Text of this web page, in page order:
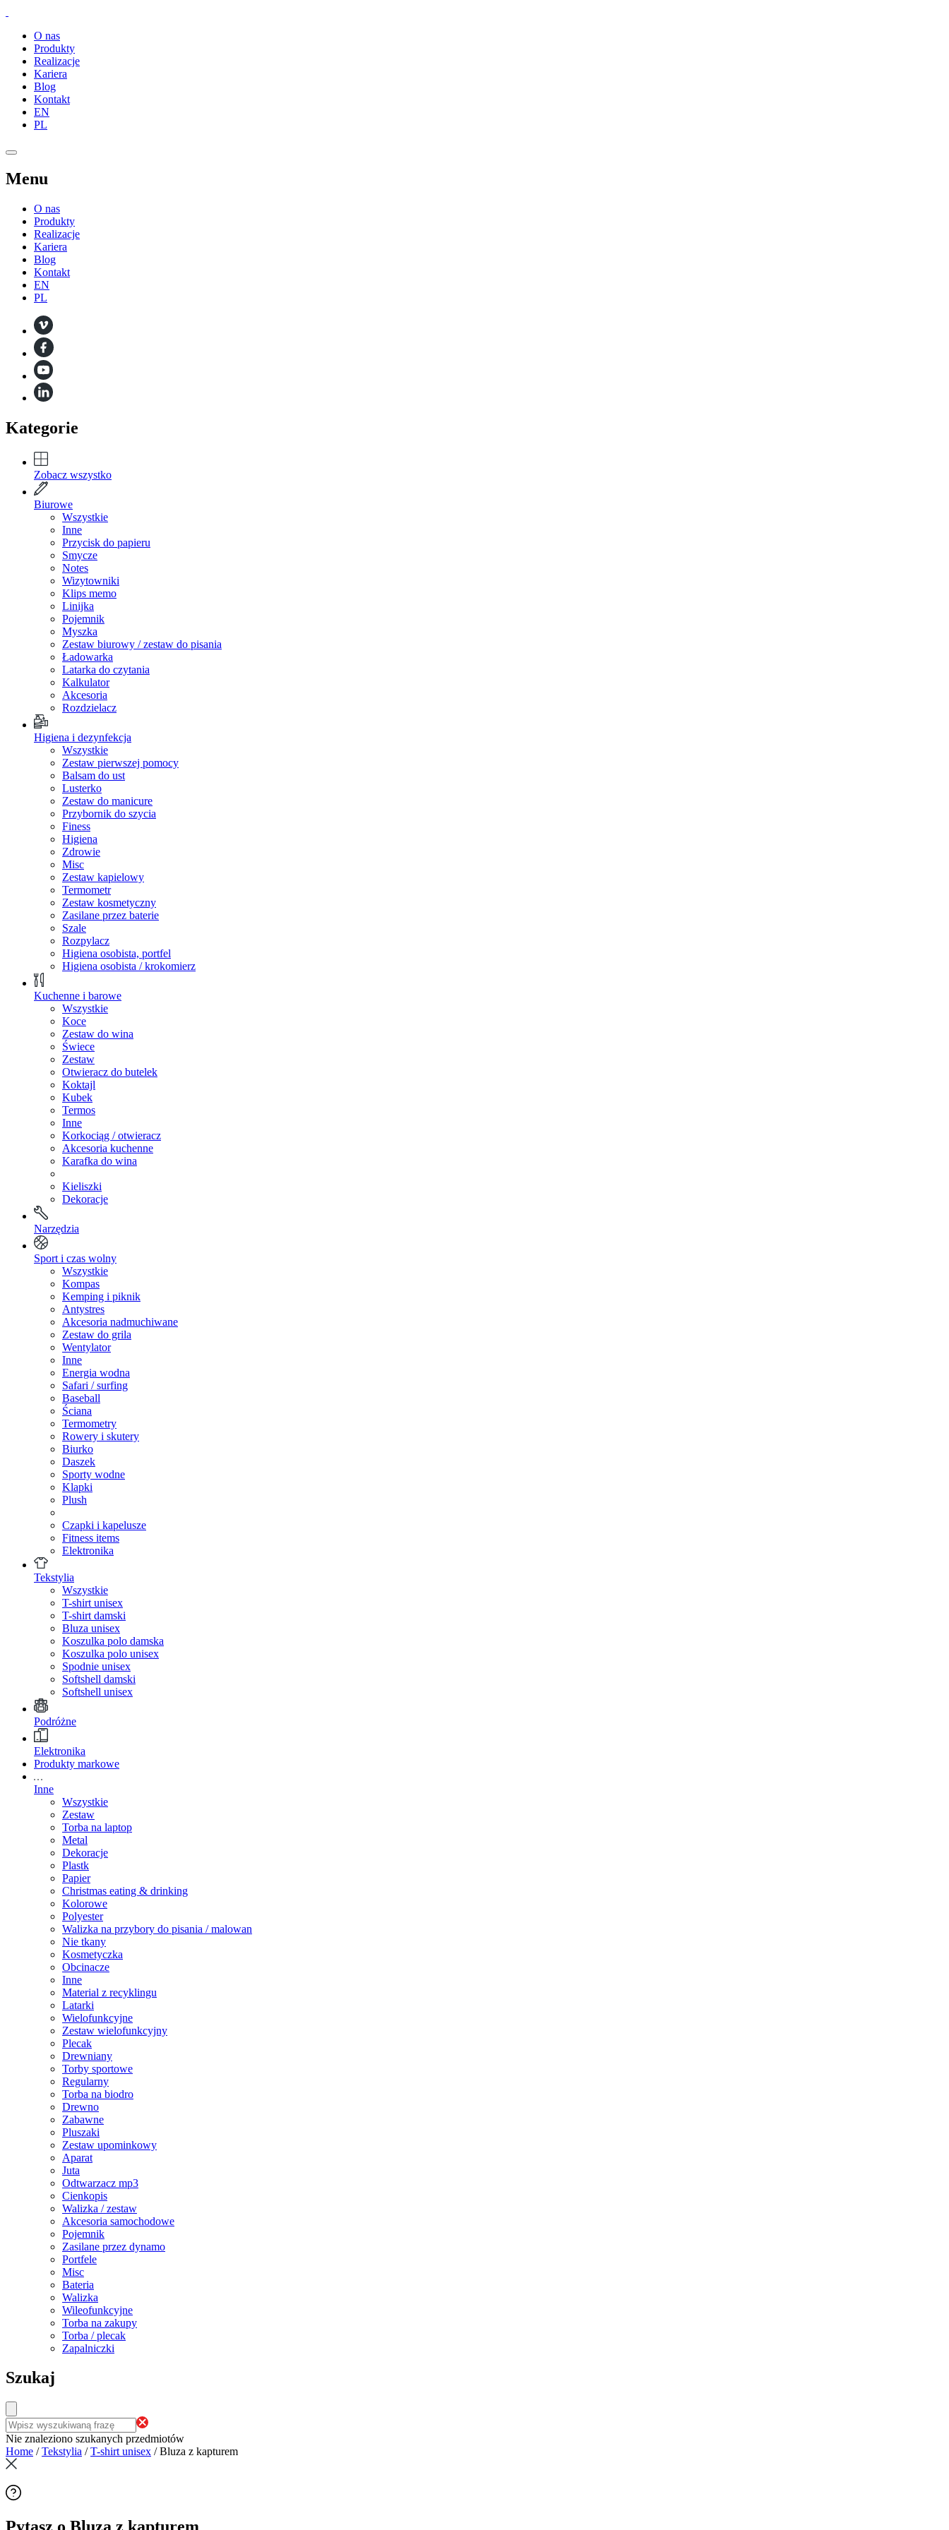
O nas
Produkty
Realizacje
Kariera
Blog
Kontakt
EN
PL
Menu
O nas
Produkty
Realizacje
Kariera
Blog
Kontakt
EN
PL
Kategorie
Zobacz wszystko
Biurowe
Wszystkie
Inne
Przycisk do papieru
Smycze
Notes
Wizytowniki
Klips memo
Linijka
Pojemnik
Myszka
Zestaw biurowy / zestaw do pisania
Ładowarka
Latarka do czytania
Kalkulator
Akcesoria
Rozdzielacz
Higiena i dezynfekcja
Wszystkie
Zestaw pierwszej pomocy
Balsam do ust
Lusterko
Zestaw do manicure
Przybornik do szycia
Finess
Higiena
Zdrowie
Misc
Zestaw kapielowy
Termometr
Zestaw kosmetyczny
Zasilane przez baterie
Szale
Rozpylacz
Higiena osobista, portfel
Higiena osobista / krokomierz
Kuchenne i barowe
Wszystkie
Koce
Zestaw do wina
Świece
Zestaw
Otwieracz do butelek
Koktajl
Kubek
Termos
Inne
Korkociąg / otwieracz
Akcesoria kuchenne
Karafka do wina
Kieliszki
Dekoracje
Narzędzia
Sport i czas wolny
Wszystkie
Kompas
Kemping i piknik
Antystres
Akcesoria nadmuchiwane
Zestaw do grila
Wentylator
Inne
Energia wodna
Safari / surfing
Baseball
Ściana
Termometry
Rowery i skutery
Biurko
Daszek
Sporty wodne
Klapki
Plush
Czapki i kapelusze
Fitness items
Elektronika
Tekstylia
Wszystkie
T-shirt unisex
T-shirt damski
Bluza unisex
Koszulka polo damska
Koszulka polo unisex
Spodnie unisex
Softshell damski
Softshell unisex
Podróżne
Elektronika
Produkty markowe
Inne
Wszystkie
Zestaw
Torba na laptop
Metal
Dekoracje
Plastk
Papier
Christmas eating & drinking
Kolorowe
Polyester
Walizka na przybory do pisania / malowan
Nie tkany
Kosmetyczka
Obcinacze
Inne
Material z recyklingu
Latarki
Wielofunkcyjne
Zestaw wielofunkcyjny
Plecak
Drewniany
Torby sportowe
Regularny
Torba na biodro
Drewno
Zabawne
Pluszaki
Zestaw upominkowy
Aparat
Juta
Odtwarzacz mp3
Cienkopis
Walizka / zestaw
Akcesoria samochodowe
Pojemnik
Zasilane przez dynamo
Portfele
Misc
Bateria
Walizka
Wileofunkcyjne
Torba na zakupy
Torba / plecak
Zapalniczki
Szukaj
Nie znaleziono szukanych przedmiotów
Home /Tekstylia /T-shirt unisex /Bluza z kapturem